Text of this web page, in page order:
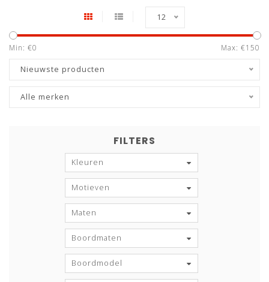
12
Min: €0 Max: €150
Nieuwste producten
Alle merken
FILTERS
Kleuren
Motieven
Maten
Boordmaten
Boordmodel